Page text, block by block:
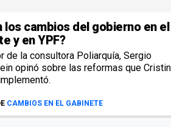
los cambios del gobierno en el
y en YPF?
de la consultora Poliarquía, Sergio
opinó sobre las reformas que
CAMBIOS EN EL GABINETE